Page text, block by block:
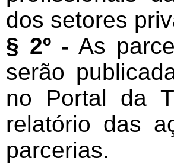
dos setores
§ 2º - As
serão
no Portal da
relatório das
parcerias.